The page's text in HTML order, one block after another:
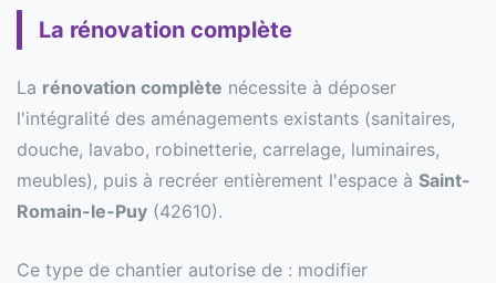
La rénovation complète
La rénovation complète nécessite à déposer
l'intégralité des aménagements existants (sanitaires,
douche, lavabo, robinetterie, carrelage, luminaires,
meubles), puis à recréer entièrement l'espace à Saint-
Romain-le-Puy (42610).
Ce type de chantier autorise de : modifier